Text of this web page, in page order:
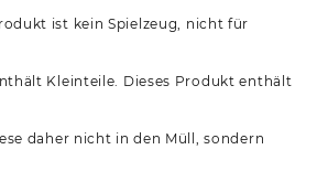
ist kein Spielzeug, nicht für
Kleinteile. Dieses Produkt enthält
daher nicht in den Müll, sondern